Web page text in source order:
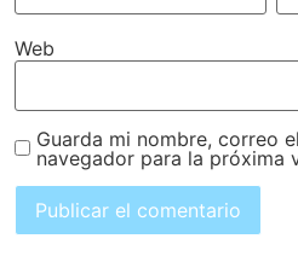
Web
Guarda mi nombre, correo
navegador para la próxima